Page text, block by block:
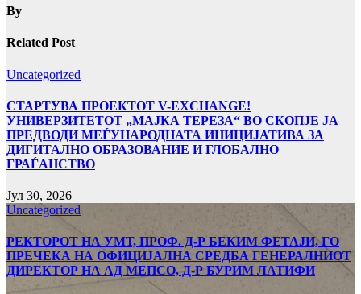
By
Related Post
Uncategorized
СТАРТУВА ПРОЕКТОТ V-EXCHANGE!
УНИВЕРЗИТЕТОТ „МАЈКА ТЕРЕЗА“ ВО СКОПЈЕ ЈА
ПРЕДВОДИ МЕЃУНАРОДНАТА ИНИЦИЈАТИВА ЗА
ДИГИТАЛНО ОБРАЗОВАНИЕ И ГЛОБАЛНО
ГРАЃАНСТВО
Јул 30, 2026
Uncategorized
РЕКТОРОТ НА УМТ, ПРОФ. Д-Р БЕКИМ ФЕТАЈИ, ГО
ПРЕЧЕКА НА ОФИЦИЈАЛНА СРЕДБА ГЕНЕРАЛНИОТ
ДИРЕКТОР НА АД МЕПСО, Д-Р БУРИМ ЛАТИФИ